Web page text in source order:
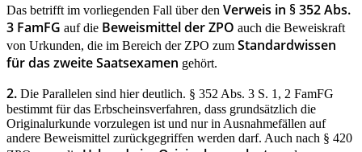
Das betrifft im vorliegenden Fall über den Verweis in § 352 Abs.
3 FamFG auf die Beweismittel der ZPO auch die Beweiskraft
von Urkunden, die im Bereich der ZPO zum Standardwissen
für das zweite Saatsexamen gehört.
2. Die Parallelen sind hier deutlich. § 352 Abs. 3 S. 1, 2 FamFG
bestimmt für das Erbscheinsverfahren, dass grundsätzlich die
Originalurkunde vorzulegen ist und nur in Ausnahmefällen auf
andere Beweismittel zurückgegriffen werden darf. Auch nach § 420